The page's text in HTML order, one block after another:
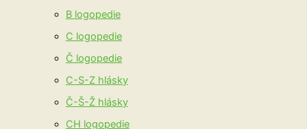
B logopedie
C logopedie
Č logopedie
C-S-Z hlásky
Č-Š-Ž hlásky
CH logopedie